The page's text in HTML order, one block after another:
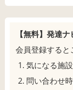
【無料】発達
会員登録すると
気になる施
問い合わせ